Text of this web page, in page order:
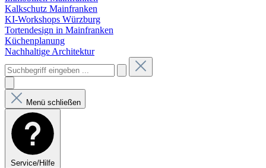
Kalkschutz Mainfranken
KI-Workshops Würzburg
Tortendesign in Mainfranken
Küchenplanung
Nachhaltige Architektur
Menü schließen
Service/Hilfe